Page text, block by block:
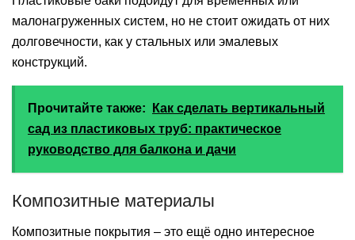
малонагруженных систем, но не стоит ожидать от них
долговечности, как у стальных или эмалевых
конструкций.
Прочитайте также:
Как сделать вертикальный
сад из пластиковых труб: практическое
руководство для балкона и дачи
Композитные материалы
Композитные покрытия – это ещё одно интересное